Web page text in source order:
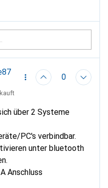
0
über 2 Systeme
PC's verbindbar.
unter bluetooth
Anschluss